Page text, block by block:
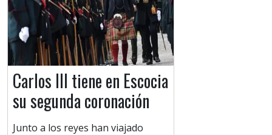
Carlos III tiene en Escocia
su segunda coronación
Junto a los reyes han viajado